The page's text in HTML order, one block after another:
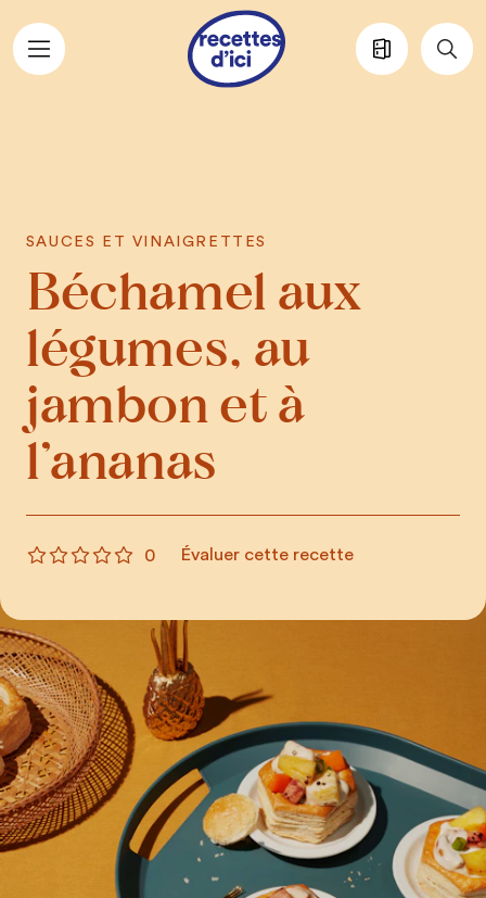
Aller au contenu principal
SAUCES ET VINAIGRETTES
Béchamel aux
légumes, au
jambon et à
l’ananas
0 Évaluer cette recette